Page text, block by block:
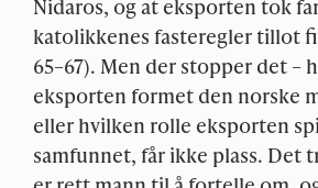
Nidaros, og at eksporten tok
katolikkenes fasteregler tillot
65–67). Men der stopper det –
eksporten formet den norske
eller hvilken rolle eksporten
samfunnet, får ikke plass. Det